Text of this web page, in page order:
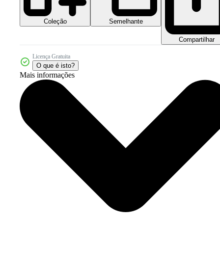
Coleção Semelhante
Compartilhar
Licença Gratuita
O que é isto?
Mais informações